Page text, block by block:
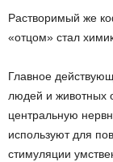
Растворимый же
«отцом» стал
Главное
людей и животных
центральную
используют для
стимуляции